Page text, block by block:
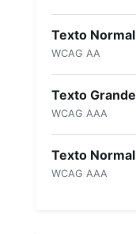
Texto Normal
WCAG AA
Texto Grande
WCAG AAA
Texto Normal
WCAG AAA